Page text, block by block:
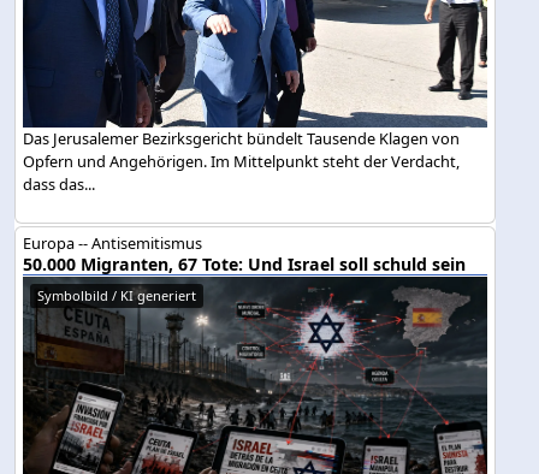
Das Jerusalemer Bezirksgericht bündelt Tausende Klagen von
Opfern und Angehörigen. Im Mittelpunkt steht der Verdacht,
dass das...
Europa -- Antisemitismus
50.000 Migranten, 67 Tote: Und Israel soll schuld sein
Symbolbild / KI generiert